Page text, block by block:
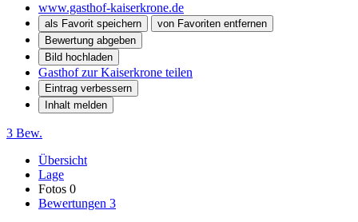
www.gasthof-kaiserkrone.de
als Favorit speichern
von Favoriten entfernen
Bewertung abgeben
Bild hochladen
Gasthof zur Kaiserkrone teilen
Eintrag verbessern
Inhalt melden
3 Bew.
Übersicht
Lage
Fotos 0
Bewertungen 3